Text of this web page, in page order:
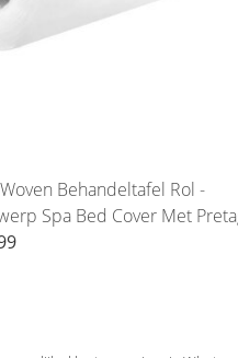
Behandeltafel Rol -
Spa Bed Cover Met